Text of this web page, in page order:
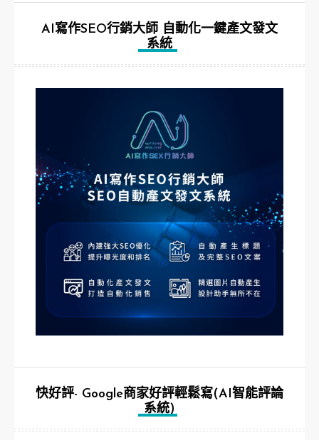
AI寫作SEO行銷大師 自動化一鍵產文發文
系統
快好評- Google商家好評輕鬆寫(AI智能評論
系統)